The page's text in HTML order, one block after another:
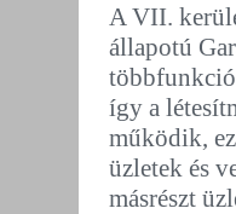
A VII.
állapotú
így a
működik,
üzletek és
másrészt